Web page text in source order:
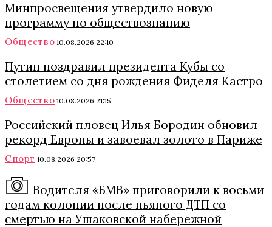
Минпросвещения утвердило новую
программу по обществознанию
Общество 10.08.2026 22:10
Путин поздравил президента Кубы со
столетием со дня рождения Фиделя Кастро
Общество 10.08.2026 21:15
Российский пловец Илья Бородин обновил
рекорд Европы и завоевал золото в Париже
Спорт 10.08.2026 20:57
Водителя «БМВ» приговорили к восьми
годам колонии после пьяного ДТП со
смертью на Ушаковской набережной